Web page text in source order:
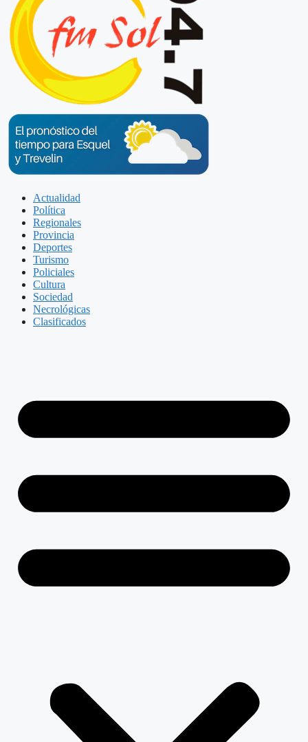
Actualidad
Política
Regionales
Provincia
Deportes
Turismo
Policiales
Cultura
Sociedad
Necrológicas
Clasificados